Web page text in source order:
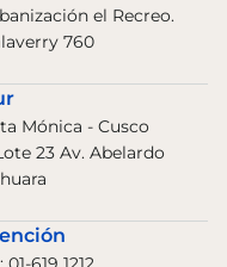
el Recreo.
760
Mónica - Cusco
23 Av. Abelardo